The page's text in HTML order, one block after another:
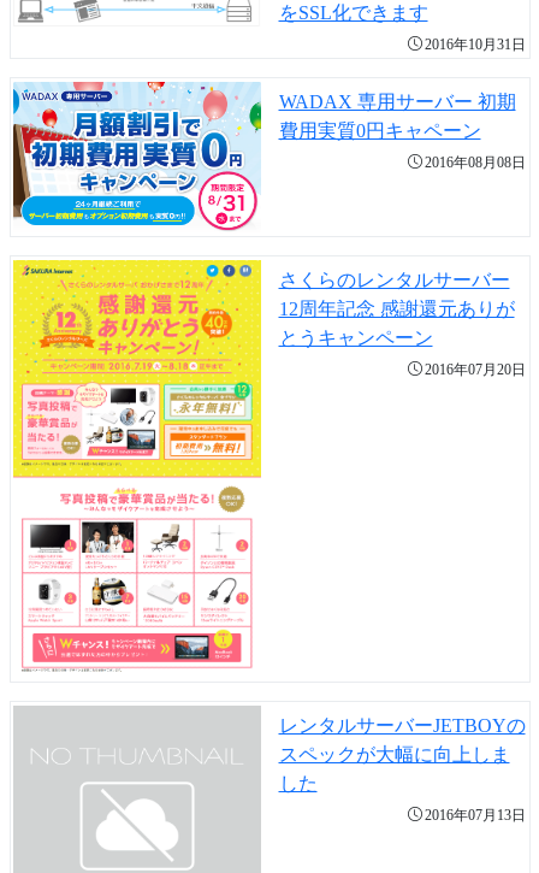
をSSL化できます
2016年10月31日
WADAX 専用サーバー 初期
費用実質0円キャペーン
2016年08月08日
さくらのレンタルサーバー
12周年記念 感謝還元ありが
とうキャンペーン
2016年07月20日
レンタルサーバーJETBOYの
スペックが大幅に向上しま
した
2016年07月13日